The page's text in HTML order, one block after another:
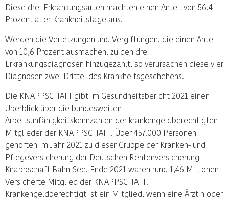
Diese drei Erkrankungsarten machten einen Anteil von 56,4
Prozent aller Krankheitstage aus.
Werden die Verletzungen und Vergiftungen, die einen Anteil
von 10,6 Prozent ausmachen, zu den drei
Erkrankungsdiagnosen hinzugezählt, so verursachen diese vier
Diagnosen zwei Drittel des Krankheitsgeschehens.
Die KNAPPSCHAFT gibt im Gesundheitsbericht 2021 einen
Überblick über die bundesweiten
Arbeitsunfähigkeitskennzahlen der krankengeldberechtigten
Mitglieder der KNAPPSCHAFT. Über 457.000 Personen
gehörten im Jahr 2021 zu dieser Gruppe der Kranken- und
Pflegeversicherung der Deutschen Rentenversicherung
Knappschaft-Bahn-See. Ende 2021 waren rund 1,46 Millionen
Versicherte Mitglied der KNAPPSCHAFT.
Krankengeldberechtigt ist ein Mitglied, wenn eine Ärztin oder